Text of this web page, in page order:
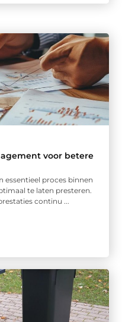
voor betere
essentieel proces binnen
te laten presteren.
continu ...